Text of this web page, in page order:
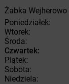
Żabka Wejherowo
Poniedziałek:
Wtorek:
Środa:
Czwartek:
Piątek:
Sobota:
Niedziela: